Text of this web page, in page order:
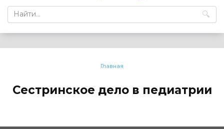
Search
for:
Главная
Сестринское дело в педиатрии